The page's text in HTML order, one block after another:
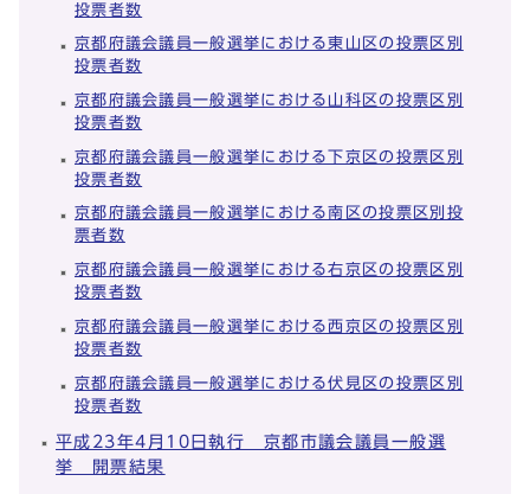
投票者数
京都府議会議員一般選挙における東山区の投票区別
投票者数
京都府議会議員一般選挙における山科区の投票区別
投票者数
京都府議会議員一般選挙における下京区の投票区別
投票者数
京都府議会議員一般選挙における南区の投票区別投
票者数
京都府議会議員一般選挙における右京区の投票区別
投票者数
京都府議会議員一般選挙における西京区の投票区別
投票者数
京都府議会議員一般選挙における伏見区の投票区別
投票者数
平成23年4月10日執行 京都市議会議員一般選
挙 開票結果